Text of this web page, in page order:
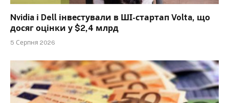
Nvidia і Dell інвестували в ШІ-стартап Volta, що
досяг оцінки у $2,4 млрд
5 Серпня 2026